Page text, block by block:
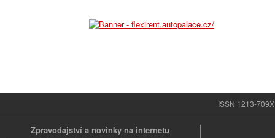
ISSN 1213-
Zpravodajství a novinky na internetu